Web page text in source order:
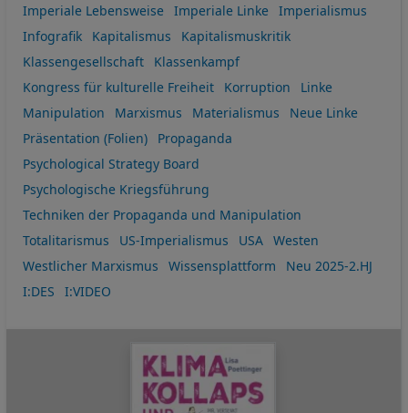
Imperiale Lebensweise
Imperiale Linke
Imperialismus
Infografik
Kapitalismus
Kapitalismuskritik
Klassengesellschaft
Klassenkampf
Kongress für kulturelle Freiheit
Korruption
Linke
Manipulation
Marxismus Materialismus
Neue Linke
Präsentation (Folien)
Propaganda
Psychological Strategy Board
Psychologische Kriegsführung
Techniken der Propaganda und Manipulation
Totalitarismus
US-Imperialismus USA
Westen
Westlicher Marxismus
Wissensplattform
Neu 2025-2.HJ
I:DES
I:VIDEO